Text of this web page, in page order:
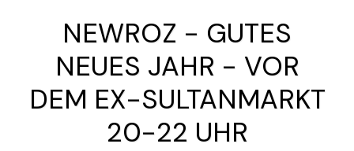
NEWROZ - GUTES
NEUES JAHR - VOR
DEM EX-SULTANMARKT
20-22 UHR